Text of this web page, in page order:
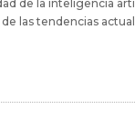
de la inteligencia
las tendencias